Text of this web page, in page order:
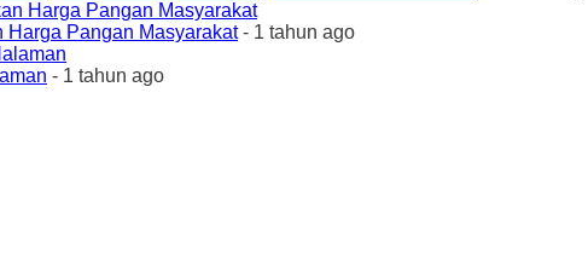
Harga Pangan Masyarakat- 1 tahun ago
- 1 tahun ago